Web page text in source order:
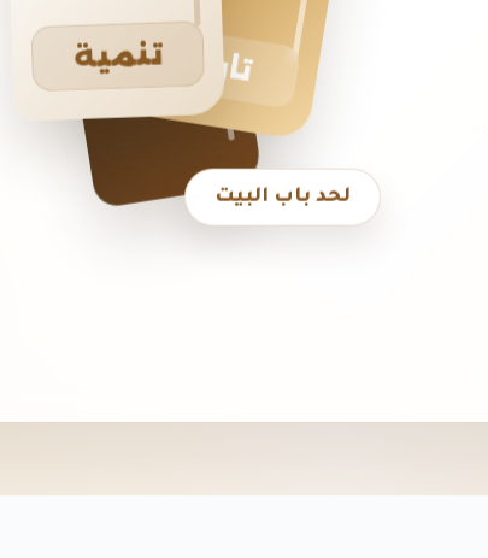
لحد باب البيت
تاريخ تنمية